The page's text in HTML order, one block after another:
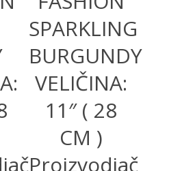
SPARKLING
BURGUNDY
VELIČINA:
11″ ( 28
CM )
Proizvodjač